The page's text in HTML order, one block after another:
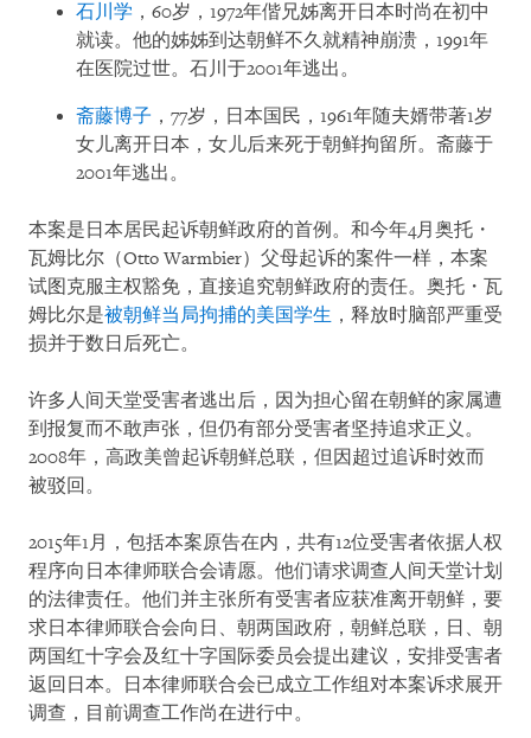
石川学 ，60岁，1972年偕兄姊离开日本时尚在初中
就读。他的姊姊到达朝鲜不久就精神崩溃，1991年
在医院过世。石川于2001年逃出。
斋藤博子 ，77岁，日本国民，1961年随夫婿带著1岁
女儿离开日本，女儿后来死于朝鲜拘留所。斋藤于
2001年逃出。
本案是日本居民起诉朝鲜政府的首例。和今年4月奥托・
瓦姆比尔（Otto Warmbier）父母起诉的案件一样，本案
试图克服主权豁免，直接追究朝鲜政府的责任。奥托・瓦
姆比尔是被朝鲜当局拘捕的美国学生 ，释放时脑部严重受
损并于数日后死亡。
许多人间天堂受害者逃出后，因为担心留在朝鲜的家属遭
到报复而不敢声张，但仍有部分受害者坚持追求正义。
2008年，高政美曾起诉朝鲜总联，但因超过追诉时效而
被驳回。
2015年1月，包括本案原告在内，共有12位受害者依据人权
程序向日本律师联合会请愿。他们请求调查人间天堂计划
的法律责任。他们并主张所有受害者应获准离开朝鲜，要
求日本律师联合会向日、朝两国政府，朝鲜总联，日、朝
两国红十字会及红十字国际委员会提出建议，安排受害者
返回日本。日本律师联合会已成立工作组对本案诉求展开
调查，目前调查工作尚在进行中。